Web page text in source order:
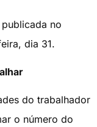
no
dia 31.
do trabalhador
o número do